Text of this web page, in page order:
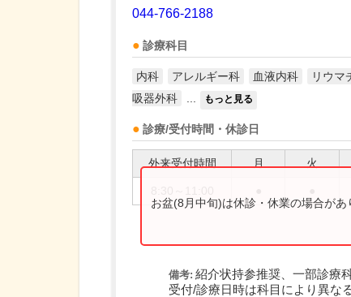
044-766-2188
診療科目
内科 アレルギー科 血液内科 リウマ
吸器外科
もっと見る
診療/受付時間・休診日
外来受付時間 月 火
お盆(8月中旬)は休診・休業の場合があ
備考: 紹介状持参推奨、一部診療
受付/診療日時は科目により異な